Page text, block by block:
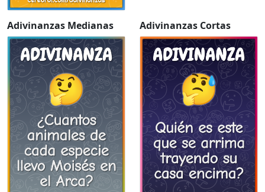
Adivinanzas Medianas Adivinanzas Cortas